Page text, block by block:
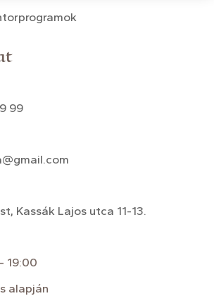
99
Kassák Lajos utca 11-13.
19:00
alapján